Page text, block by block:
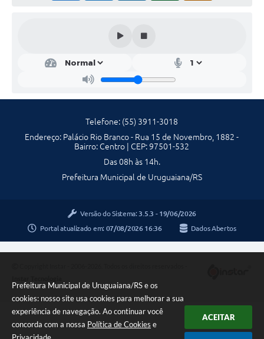
Prefeitura Municipal de Uruguaiana/RS e os
cookies: nosso site usa cookies para melhorar a sua
experiência de navegação. Ao continuar você
concorda com a nossa Política de Cookies e
ACEITAR
COPIR - Coordenadoria de Promoção de Igualdade Racial
Galeria de Fotos
Contas Públicas
Termos de Uso & Política de Privacidade
Telefone: (55) 3911-3018
Endereço: Palácio Rio Branco - Rua 15 de Novembro, 1882 -
Bairro: Centro | CEP: 97501-532
Das 08h às 14h.
Prefeitura Municipal de Uruguaiana/RS
Versão do Sistema: 3.5.3 - 19/06/2026
Portal atualizado em: 07/08/2026 16:36 Dados Abertos